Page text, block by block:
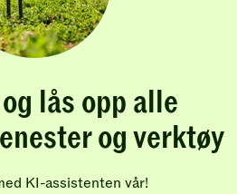
lås opp alle
og verktøy
KI-assistenten vår!